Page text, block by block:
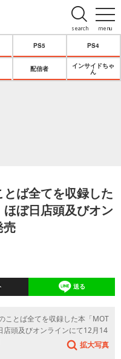
menu
search
PS5 PS4
配信者
インサイドちゃ
ん
とば全てを収録した
ぼ日店頭及びオン
売
送る
ことば全てを収録した本「MOT
店頭及びオンラインにて12月14
拡大写真